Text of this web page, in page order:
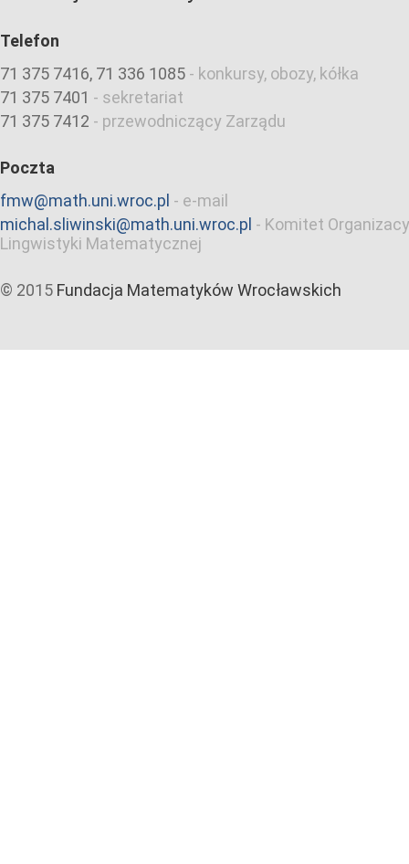
Telefon
71 375 7416, 71 336 1085 - konkursy, obozy, kółka
71 375 7401 - sekretariat
71 375 7412 - przewodniczący Zarządu
Poczta
fmw@math.uni.wroc.pl - e-mail
michal.sliwinski@math.uni.wroc.pl - Komitet
Lingwistyki Matematycznej
© 2015 Fundacja Matematyków Wrocławskich